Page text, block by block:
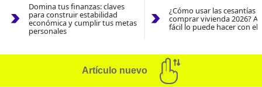
Domina tus finanzas: claves
para construir estabilidad
económica y cumplir tus metas
personales
¿Cómo usar las cesantías
comprar vivienda 2026?
fácil lo puede hacer con el
Artículo nuevo